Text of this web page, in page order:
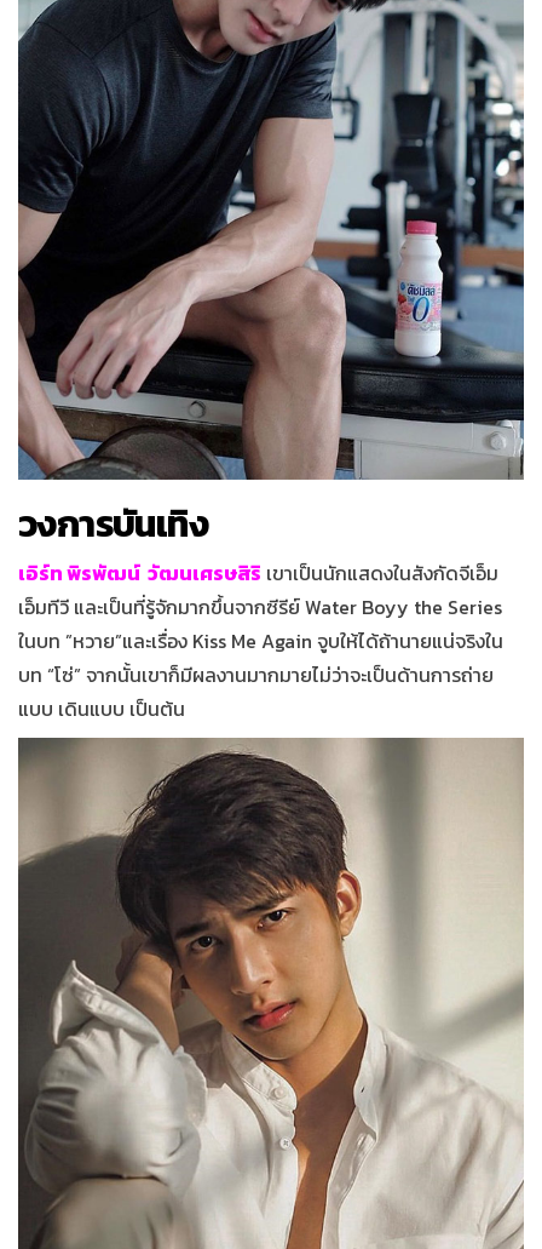
วงการบันเทิง
เอิร์ท พิรพัฒน์ วัฒนเศรษสิริ เขาเป็นนักแสดงในสังกัดจีเอ็ม
เอ็มทีวี และเป็นที่รู้จักมากขึ้นจากซีรีย์ Water Boyy the Series
ในบท ”หวาย”และเรื่อง Kiss Me Again จูบให้ได้ถ้านายแน่จริงใน
บท “โซ่” จากนั้นเขาก็มีผลงานมากมายไม่ว่าจะเป็นด้านการถ่าย
แบบ เดินแบบ เป็นต้น